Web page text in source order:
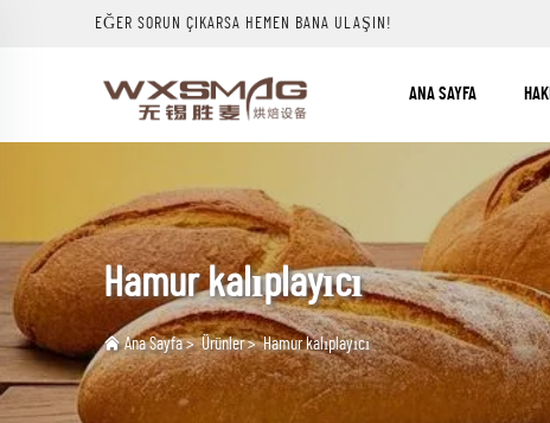
EĞER SORUN ÇIKARSA HEMEN BANA ULAŞIN!
ANA SAYFA
Hamur kalıplayıcı
Ana Sayfa>Ürünler>Hamur kalıplayıcı